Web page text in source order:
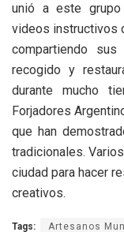
unió a este grupo
videos instructivos
compartiendo sus
recogido y
durante mucho
Forjadores
que han
tradicionales.
ciudad para hacer
creativos.
Tags: Artesanos